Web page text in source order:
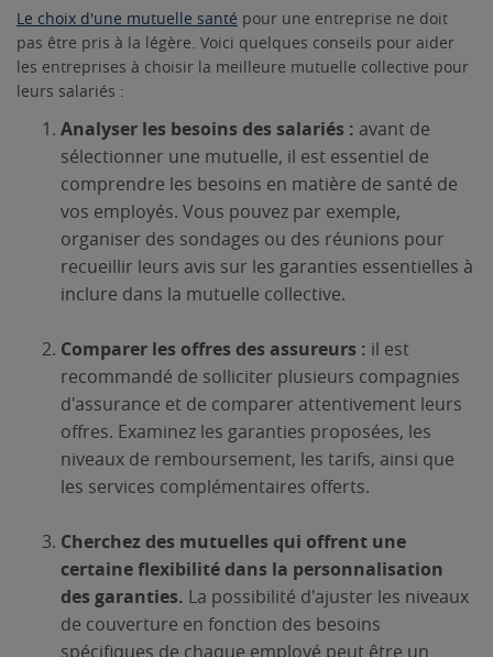
Le choix d'une mutuelle santé pour une entreprise ne doit
pas être pris à la légère. Voici quelques conseils pour aider
les entreprises à choisir la meilleure mutuelle collective pour
leurs salariés :
Analyser les besoins des salariés : avant de
sélectionner une mutuelle, il est essentiel de
comprendre les besoins en matière de santé de
vos employés. Vous pouvez par exemple,
organiser des sondages ou des réunions pour
recueillir leurs avis sur les garanties essentielles à
inclure dans la mutuelle collective.
Comparer les offres des assureurs : il est
recommandé de solliciter plusieurs compagnies
d'assurance et de comparer attentivement leurs
offres. Examinez les garanties proposées, les
niveaux de remboursement, les tarifs, ainsi que
les services complémentaires offerts.
Cherchez des mutuelles qui offrent une
certaine flexibilité dans la personnalisation
des garanties. La possibilité d'ajuster les niveaux
de couverture en fonction des besoins
spécifiques de chaque employé peut être un